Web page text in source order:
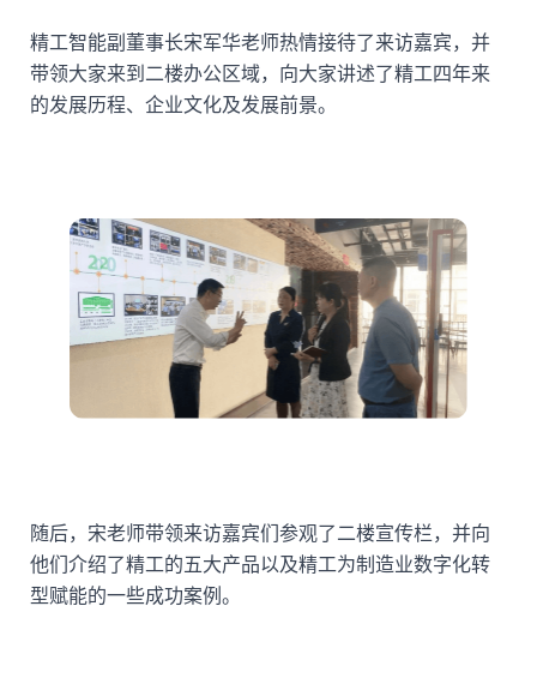
精工智能副董事长宋军华老师热情接待了来访嘉宾，并
带领大家来到二楼办公区域，向大家讲述了精工四年来
的发展历程、企业文化及发展前景。
随后，宋老师带领来访嘉宾们参观了二楼宣传栏，并向
他们介绍了精工的五大产品以及精工为制造业数字化转
型赋能的一些成功案例。